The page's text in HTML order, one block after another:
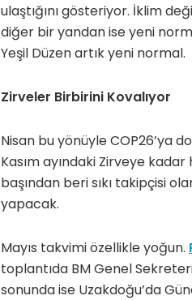
ulaştığını gösteriyor. İklim
diğer bir yandan ise yeni
Yeşil Düzen artık yeni normal.
Zirveler Birbirini Kovalıyor
Nisan bu yönüyle COP26’ya
Kasım ayındaki Zirveye
başından beri sıkı takipçisi
yapacak.
Mayıs takvimi özellikle yoğun.
toplantıda BM Genel
sonunda ise Uzakdoğu’da